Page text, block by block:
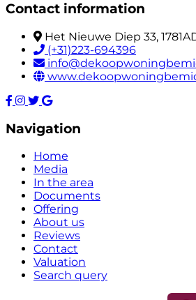
Contact information
Het Nieuwe Diep 33,
(+31)223-694396
Navigation
Home
Media
In the area
Documents
Offering
About us
Reviews
Contact
Valuation
Search query